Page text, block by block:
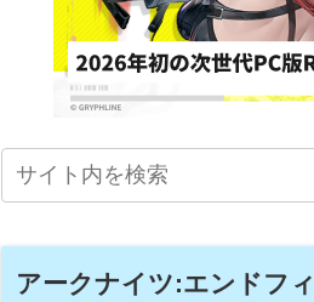
アークナイツ:エンドフ